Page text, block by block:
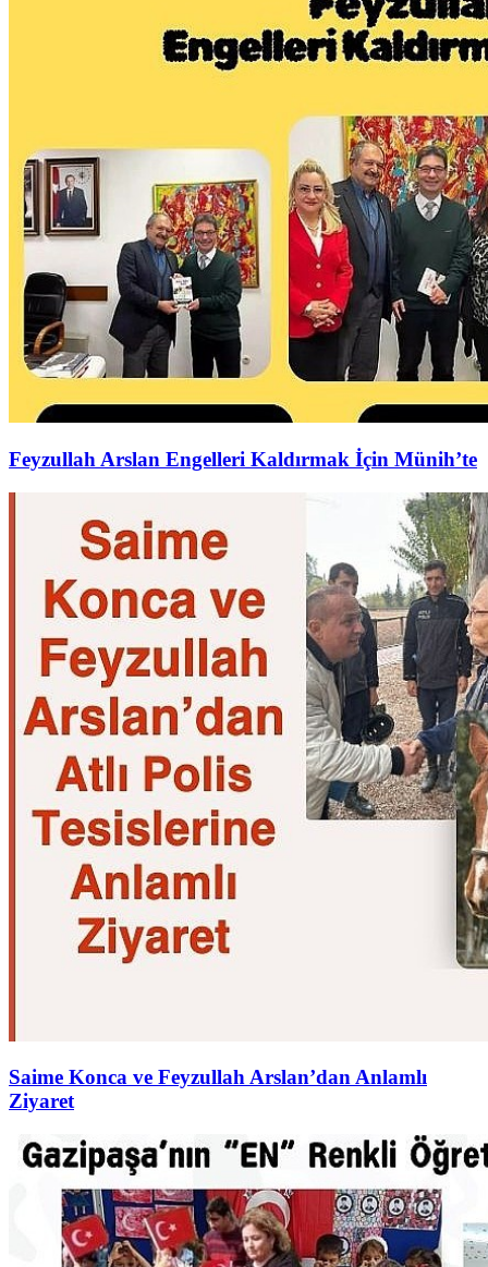
Feyzullah Arslan Engelleri Kaldırmak İçin Münih’te
Saime Konca ve Feyzullah Arslan’dan Anlamlı
Ziyaret